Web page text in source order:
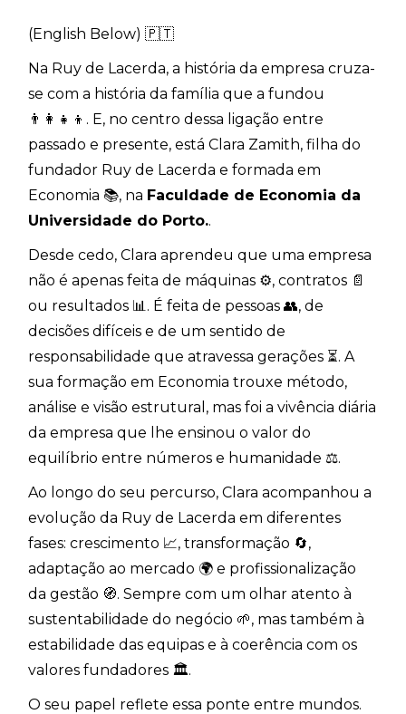
(English Below) 🇵🇹
Na Ruy de Lacerda, a história da empresa cruza-
se com a história da família que a fundou
👨‍👩‍👧‍👦. E, no centro dessa ligação entre
passado e presente, está Clara Zamith, filha do
fundador Ruy de Lacerda e formada em
Economia 📚, na Faculdade de Economia da
Universidade do Porto..
Desde cedo, Clara aprendeu que uma empresa
não é apenas feita de máquinas ⚙️, contratos 📄
ou resultados 📊. É feita de pessoas 👥, de
decisões difíceis e de um sentido de
responsabilidade que atravessa gerações ⏳. A
sua formação em Economia trouxe método,
análise e visão estrutural, mas foi a vivência diária
da empresa que lhe ensinou o valor do
equilíbrio entre números e humanidade ⚖️.
Ao longo do seu percurso, Clara acompanhou a
evolução da Ruy de Lacerda em diferentes
fases: crescimento 📈, transformação 🔄,
adaptação ao mercado 🌍 e profissionalização
da gestão 🧭. Sempre com um olhar atento à
sustentabilidade do negócio 🌱, mas também à
estabilidade das equipas e à coerência com os
valores fundadores 🏛️.
O seu papel reflete essa ponte entre mundos.